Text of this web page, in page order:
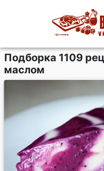
Подборка 1109
маслом